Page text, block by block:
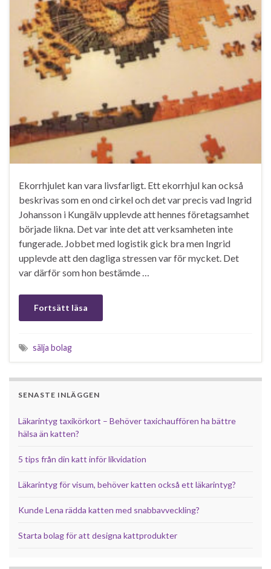
Ekorrhjulet kan vara livsfarligt. Ett ekorrhjul kan också
beskrivas som en ond cirkel och det var precis vad Ingrid
Johansson i Kungälv upplevde att hennes företagsamhet
började likna. Det var inte det att verksamheten inte
fungerade. Jobbet med logistik gick bra men Ingrid
upplevde att den dagliga stressen var för mycket. Det
var därför som hon bestämde …
Fortsätt läsa
sälja bolag
SENASTE INLÄGGEN
Läkarintyg taxikörkort – Behöver taxichauffören ha bättre
hälsa än katten?
5 tips från din katt inför likvidation
Läkarintyg för visum, behöver katten också ett läkarintyg?
Kunde Lena rädda katten med snabbavveckling?
Starta bolag för att designa kattprodukter